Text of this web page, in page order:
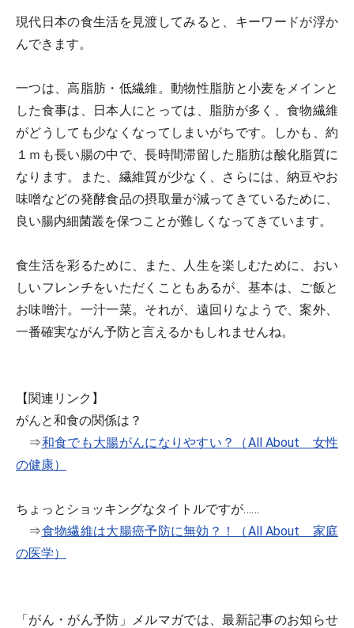
現代日本の食生活を見渡してみると、キーワードが浮か
んできます。
一つは、高脂肪・低繊維。動物性脂肪と小麦をメインと
した食事は、日本人にとっては、脂肪が多く、食物繊維
がどうしても少なくなってしまいがちです。しかも、約
１ｍも長い腸の中で、長時間滞留した脂肪は酸化脂質に
なります。また、繊維質が少なく、さらには、納豆やお
味噌などの発酵食品の摂取量が減ってきているために、
良い腸内細菌叢を保つことが難しくなってきています。
食生活を彩るために、また、人生を楽しむために、おい
しいフレンチをいただくこともあるが、基本は、ご飯と
お味噌汁。一汁一菜。それが、遠回りなようで、案外、
一番確実ながん予防と言えるかもしれませんね。
【関連リンク】
がんと和食の関係は？
⇒和食でも大腸がんになりやすい？（All About 女性
の健康）
ちょっとショッキングなタイトルですが……
⇒食物繊維は大腸癌予防に無効？！（All About 家庭
の医学）
「がん・がん予防」メルマガでは、最新記事のお知らせ